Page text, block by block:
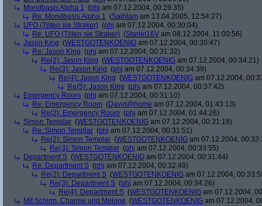
Mondbasis Alpha 1 (phj am 07.12.2004, 00:29:35)
Re: Mondbasis Alpha 1 (Sajhtam am 13.04.2005, 12:54:27)
UFO (Töten sie Straker) (phj am 07.12.2004, 00:30:04)
Re: UFO (Töten sie Straker) (Starlet16V am 08.12.2004, 11:00:56)
Jason King (WESTGOTENKOENIG am 07.12.2004, 00:30:47)
Re: Jason King (phj am 07.12.2004, 00:31:32)
Re(2): Jason King (WESTGOTENKOENIG am 07.12.2004, 00:34:21)
Re(3): Jason King (phj am 07.12.2004, 00:34:39)
Re(4): Jason King (WESTGOTENKOENIG am 07.12.2004,
Re(5): Jason King (phj am 07.12.2004, 00:37:42)
Emergency Room (phj am 07.12.2004, 00:31:10)
Re: Emergency Room (David@home am 07.12.2004, 01:43:13)
Re(2): Emergency Room (phj am 07.12.2004, 01:44:26)
Simon Templar (WESTGOTENKOENIG am 07.12.2004, 00:31:18)
Re: Simon Templar (phj am 07.12.2004, 00:31:51)
Re(2): Simon Templar (WESTGOTENKOENIG am 07.12.2004,
Re(3): Simon Templar (phj am 07.12.2004, 00:33:55)
Department S (WESTGOTENKOENIG am 07.12.2004, 00:31:44)
Re: Department S (phj am 07.12.2004, 00:32:49)
Re(2): Department S (WESTGOTENKOENIG am 07.12.2004,
Re(3): Department S (phj am 07.12.2004, 00:34:26)
Re(4): Department S (WESTGOTENKOENIG am 07.12.2004,
Mit Schirm, Charme und Melone (WESTGOTENKOENIG am 07.12.2004,